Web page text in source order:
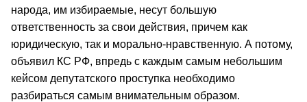
народа, им избираемые, несут большую
ответственность за свои действия, причем как
юридическую, так и морально-нравственную. А потому,
объявил КС РФ, впредь с каждым самым небольшим
кейсом депутатского проступка необходимо
разбираться самым внимательным образом.